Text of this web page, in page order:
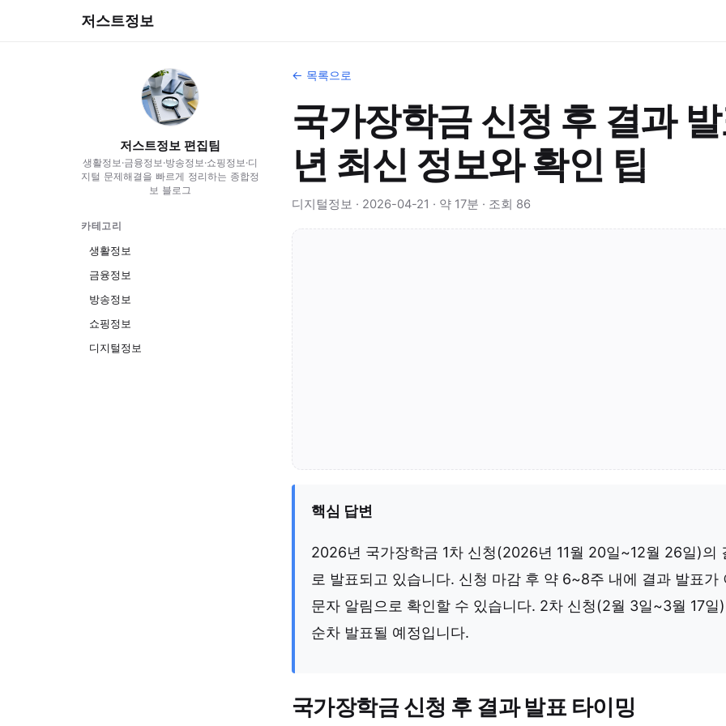
저스트정보
저스트정보 편집팀
생활정보·금융정보·방송정보·쇼핑정보·디
지털 문제해결을 빠르게 정리하는 종합정
보 블로그
카테고리
생활정보
금융정보
방송정보
쇼핑정보
디지털정보
← 목록으로
국가장학금 신청 후 결과
년 최신 정보와 확인 팁
디지털정보 · 2026-04-21 · 약 17분 · 조회 86
핵심 답변
2026년 국가장학금 1차 신청(2026년 11월 20일~12월 26일)
로 발표되고 있습니다. 신청 마감 후 약 6~8주 내에 결과 발표
문자 알림으로 확인할 수 있습니다. 2차 신청(2월 3일~3월 17
순차 발표될 예정입니다.
국가장학금 신청 후 결과 발표 타이밍